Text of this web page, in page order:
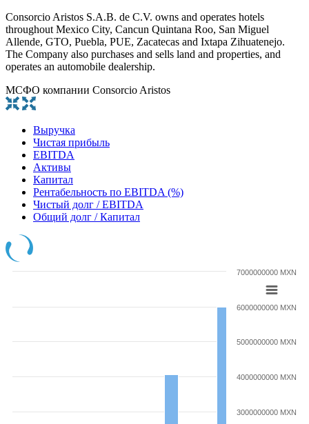
Consorcio Aristos S.A.B. de C.V. owns and operates hotels
throughout Mexico City, Cancun Quintana Roo, San Miguel
Allende, GTO, Puebla, PUE, Zacatecas and Ixtapa Zihuatenejo.
The Company also purchases and sells land and properties, and
operates an automobile dealership.
МСФО компании Consorcio Aristos
Выручка
Чистая прибыль
EBITDA
Активы
Капитал
Рентабельность по EBITDA (%)
Чистый долг / EBITDA
Общий долг / Капитал
3000000000 MXN
4000000000 MXN
5000000000 MXN
6000000000 MXN
7000000000 MXN